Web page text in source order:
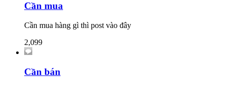
Cần mua
Cần mua hàng gì thì post vào đây
2,099
Cần bán